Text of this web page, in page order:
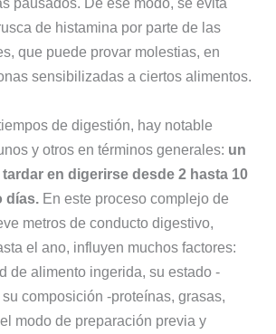
de histamina por parte de las
que puede provar molestias, en
sensibilizadas a ciertos alimentos.
de digestión, hay notable
y otros en términos generales: un
en digerirse desde 2 hasta 10
días. En este proceso complejo de
metros de conducto digestivo,
el ano, influyen muchos factores:
de alimento ingerida, su estado -
composición -proteínas, grasas,
modo de preparación previa y